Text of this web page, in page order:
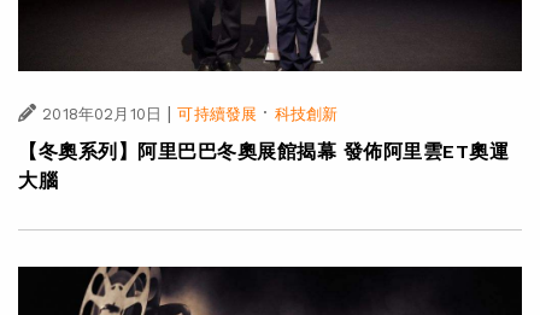
2018年02月10日 | 可持續發展 · 科技創新
【冬奧系列】阿里巴巴冬奧展館揭幕 發佈阿里雲ET奧運
大腦